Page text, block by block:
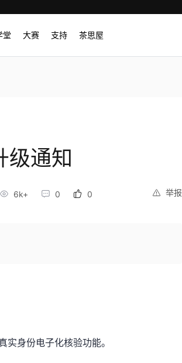
堂 大赛 支持 茶思屋
级通知
举报
6k+ 0 0
实身份电子化核验功能。